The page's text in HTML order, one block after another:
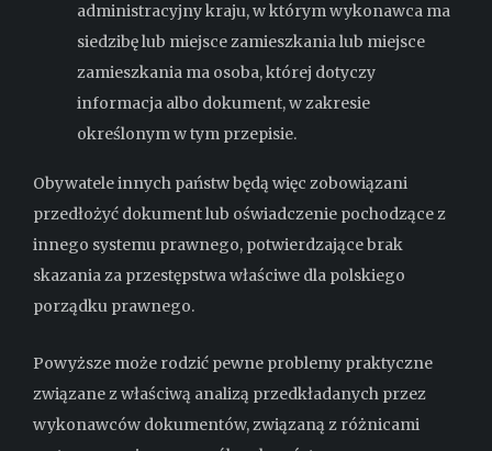
administracyjny kraju, w którym wykonawca ma
siedzibę lub miejsce zamieszkania lub miejsce
zamieszkania ma osoba, której dotyczy
informacja albo dokument, w zakresie
określonym w tym przepisie.
Obywatele innych państw będą więc zobowiązani
przedłożyć dokument lub oświadczenie pochodzące z
innego systemu prawnego, potwierdzające brak
skazania za przestępstwa właściwe dla polskiego
porządku prawnego.
Powyższe może rodzić pewne problemy praktyczne
związane z właściwą analizą przedkładanych przez
wykonawców dokumentów, związaną z różnicami